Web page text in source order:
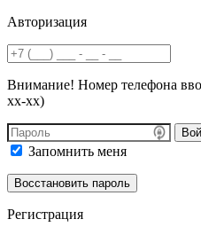
Авторизация
Внимание! Номер телефона
хх-хх)
Запомнить меня
Регистрация